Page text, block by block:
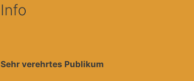
Info
Sehr verehrtes Publikum